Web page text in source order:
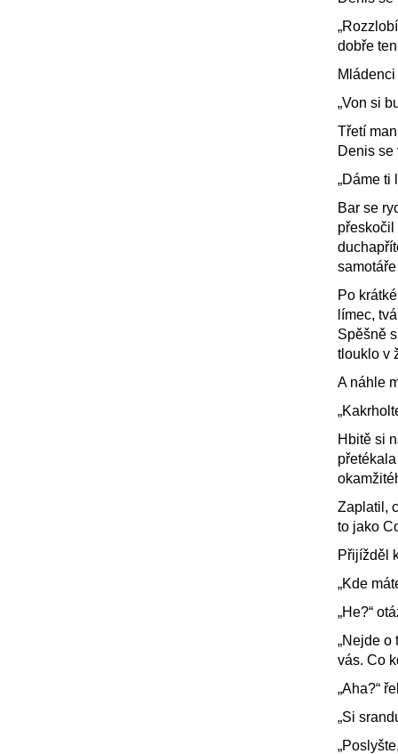
dobře
„Von si
Třetí
Denis se
„Dáme ti
Bar se
přeskočil
Po
límec,
Spěšně
tlouklo v
A náhle
Hbitě si
Zaplatil,
to jako
Přijížděl
„Kde
„He?“
„Nejde o
vás. Co
„Aha?“
„Si